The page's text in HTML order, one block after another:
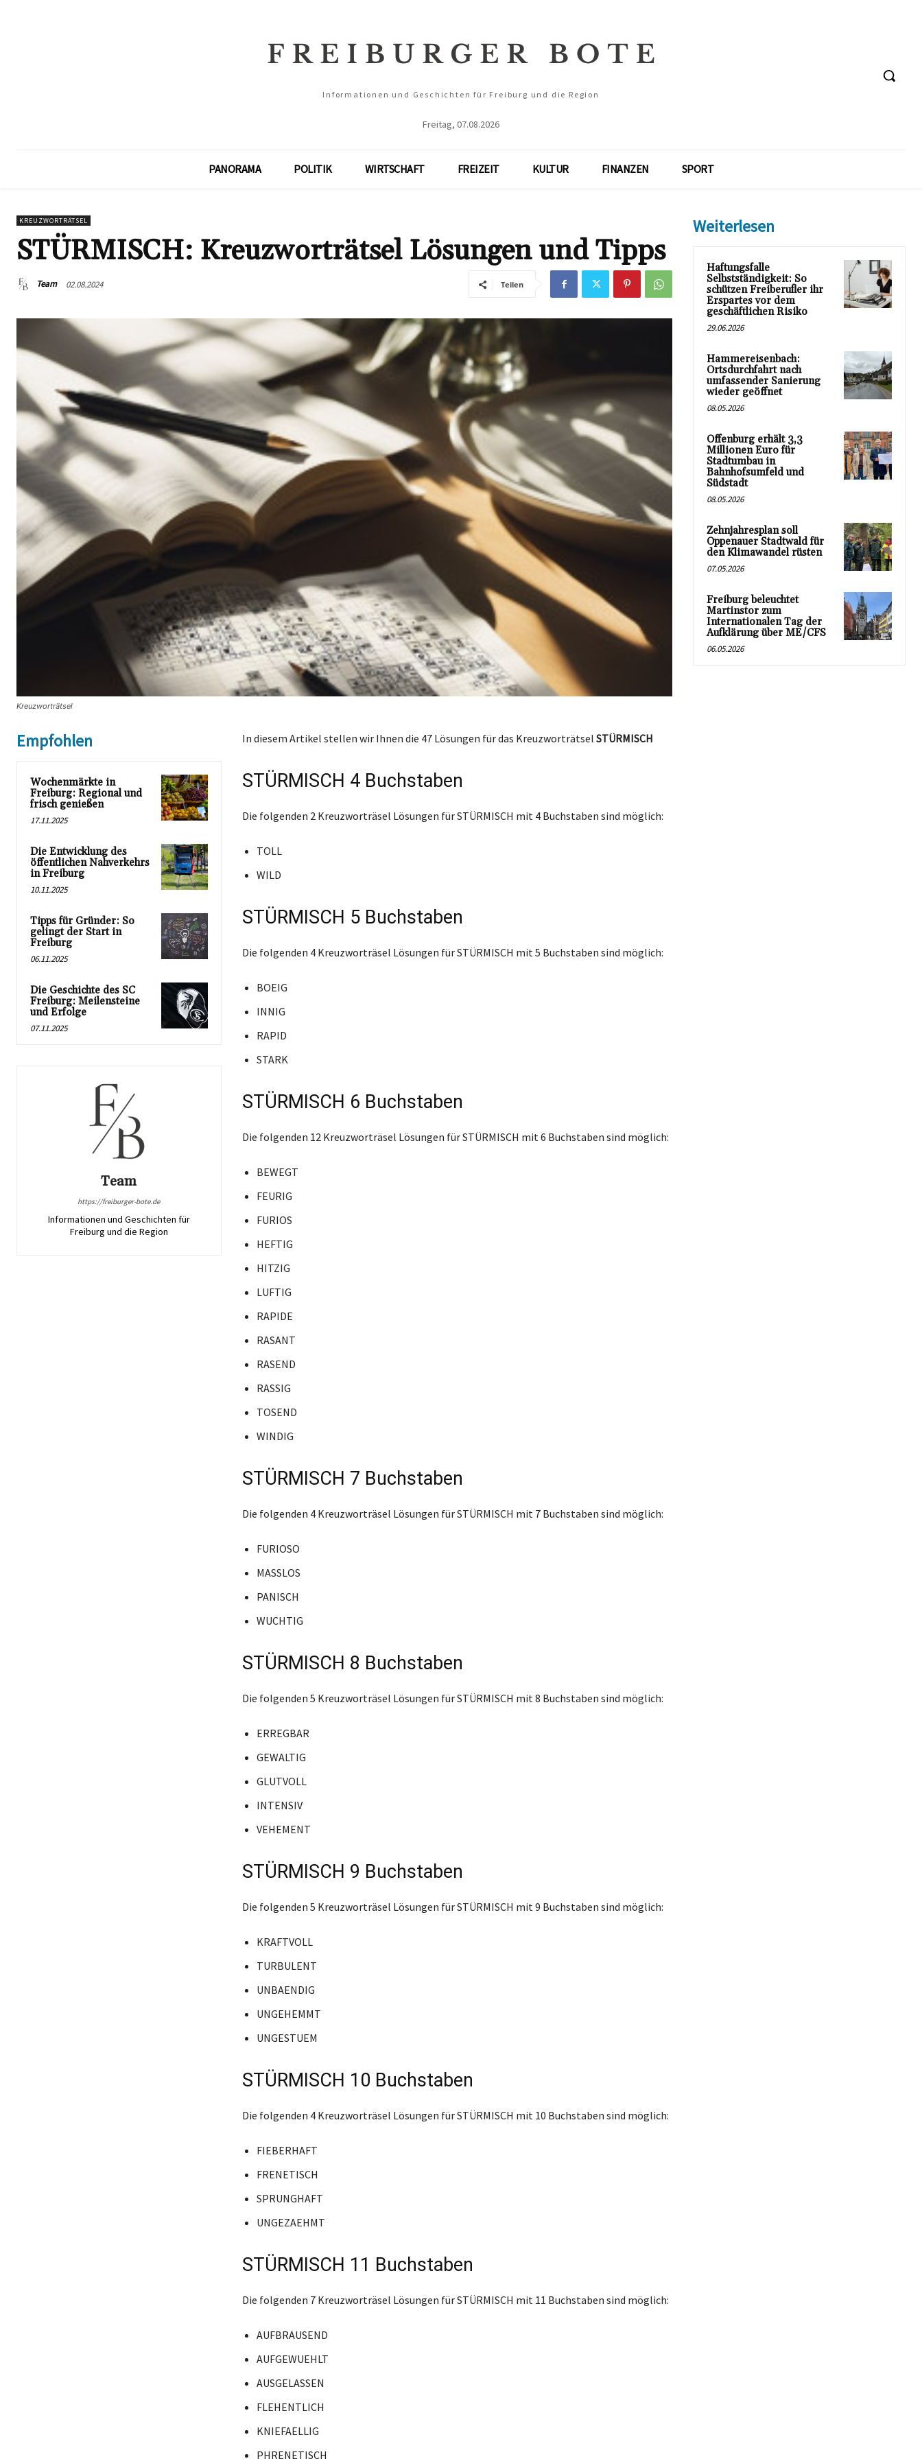
Informationen und Geschichten für Freiburg und die Region
Freitag, 07.08.2026
PANORAMA POLITIK WIRTSCHAFT FREIZEIT KULTUR FINANZEN SPORT
KREUZWORTRÄTSEL
STÜRMISCH: Kreuzworträtsel Lösungen und Tipps
Team 02.08.2024 Teilen
Kreuzworträtsel
Empfohlen
Wochenmärkte in
Freiburg: Regional und
frisch genießen
17.11.2025
Die Entwicklung des
öffentlichen Nahverkehrs
in Freiburg
10.11.2025
Tipps für Gründer: So
gelingt der Start in
Freiburg
06.11.2025
Die Geschichte des SC
Freiburg: Meilensteine
und Erfolge
07.11.2025
Team
https://freiburger-bote.de
Informationen und Geschichten für
Freiburg und die Region
In diesem Artikel stellen wir Ihnen die 47 Lösungen für das Kreuzworträtsel STÜRMISCH
STÜRMISCH 4 Buchstaben
Die folgenden 2 Kreuzworträsel Lösungen für STÜRMISCH mit 4 Buchstaben sind möglich:
TOLL
WILD
STÜRMISCH 5 Buchstaben
Die folgenden 4 Kreuzworträsel Lösungen für STÜRMISCH mit 5 Buchstaben sind möglich:
BOEIG
INNIG
RAPID
STARK
STÜRMISCH 6 Buchstaben
Die folgenden 12 Kreuzworträsel Lösungen für STÜRMISCH mit 6 Buchstaben sind möglich:
BEWEGT
FEURIG
FURIOS
HEFTIG
HITZIG
LUFTIG
RAPIDE
RASANT
RASEND
RASSIG
TOSEND
WINDIG
STÜRMISCH 7 Buchstaben
Die folgenden 4 Kreuzworträsel Lösungen für STÜRMISCH mit 7 Buchstaben sind möglich:
FURIOSO
MASSLOS
PANISCH
WUCHTIG
STÜRMISCH 8 Buchstaben
Die folgenden 5 Kreuzworträsel Lösungen für STÜRMISCH mit 8 Buchstaben sind möglich:
ERREGBAR
GEWALTIG
GLUTVOLL
INTENSIV
VEHEMENT
STÜRMISCH 9 Buchstaben
Die folgenden 5 Kreuzworträsel Lösungen für STÜRMISCH mit 9 Buchstaben sind möglich:
KRAFTVOLL
TURBULENT
UNBAENDIG
UNGEHEMMT
UNGESTUEM
STÜRMISCH 10 Buchstaben
Die folgenden 4 Kreuzworträsel Lösungen für STÜRMISCH mit 10 Buchstaben sind möglich:
FIEBERHAFT
FRENETISCH
SPRUNGHAFT
UNGEZAEHMT
STÜRMISCH 11 Buchstaben
Die folgenden 7 Kreuzworträsel Lösungen für STÜRMISCH mit 11 Buchstaben sind möglich:
AUFBRAUSEND
AUFGEWUEHLT
AUSGELASSEN
FLEHENTLICH
KNIEFAELLIG
PHRENETISCH
Weiterlesen
Haftungsfalle
Selbstständigkeit: So
schützen Freiberufler ihr
Erspartes vor dem
geschäftlichen Risiko
29.06.2026
Hammereisenbach:
Ortsdurchfahrt nach
umfassender Sanierung
wieder geöffnet
08.05.2026
Offenburg erhält 3,3
Millionen Euro für
Stadtumbau in
Bahnhofsumfeld und
Südstadt
08.05.2026
Zehnjahresplan soll
Oppenauer Stadtwald für
den Klimawandel rüsten
07.05.2026
Freiburg beleuchtet
Martinstor zum
Internationalen Tag der
Aufklärung über ME/CFS
06.05.2026